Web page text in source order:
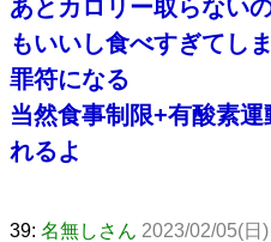
あとカロリー取らない
もいいし食べすぎてし
罪符になる
当然食事制限+有酸素
れるよ
39: 名無しさん 2023/02/05(日